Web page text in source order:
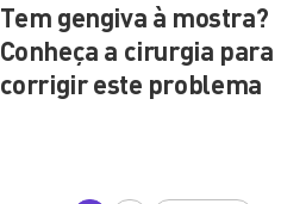
Tem gengiva à mostra?
Conheça a cirurgia para
corrigir este problema